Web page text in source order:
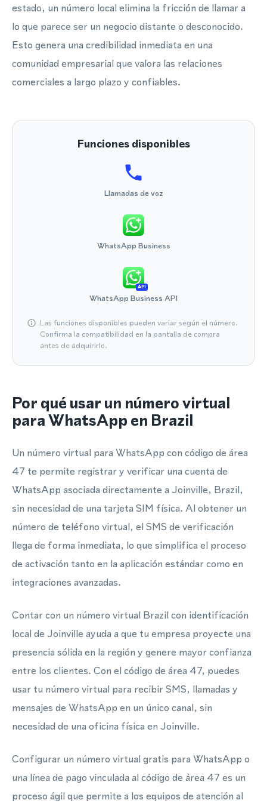
estado, un número local elimina la fricción de llamar a
lo que parece ser un negocio distante o desconocido.
Esto genera una credibilidad inmediata en una
comunidad empresarial que valora las relaciones
comerciales a largo plazo y confiables.
Funciones disponibles
Llamadas de voz
WhatsApp Business
API
WhatsApp Business API
Las funciones disponibles pueden variar según el número.
Confirma la compatibilidad en la pantalla de compra
antes de adquirirlo.
Por qué usar un número virtual
para WhatsApp en Brazil
Un número virtual para WhatsApp con código de área
47 te permite registrar y verificar una cuenta de
WhatsApp asociada directamente a Joinville, Brazil,
sin necesidad de una tarjeta SIM física. Al obtener un
número de teléfono virtual, el SMS de verificación
llega de forma inmediata, lo que simplifica el proceso
de activación tanto en la aplicación estándar como en
integraciones avanzadas.
Contar con un número virtual Brazil con identificación
local de Joinville ayuda a que tu empresa proyecte una
presencia sólida en la región y genere mayor confianza
entre los clientes. Con el código de área 47, puedes
usar tu número virtual para recibir SMS, llamadas y
mensajes de WhatsApp en un único canal, sin
necesidad de una oficina física en Joinville.
Configurar un número virtual gratis para WhatsApp o
una línea de pago vinculada al código de área 47 es un
proceso ágil que permite a los equipos de atención al